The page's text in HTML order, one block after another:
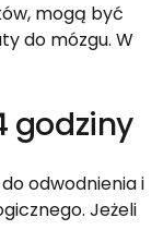
mogą być
do mózgu. W
godziny
odwodnienia i
Jeżeli